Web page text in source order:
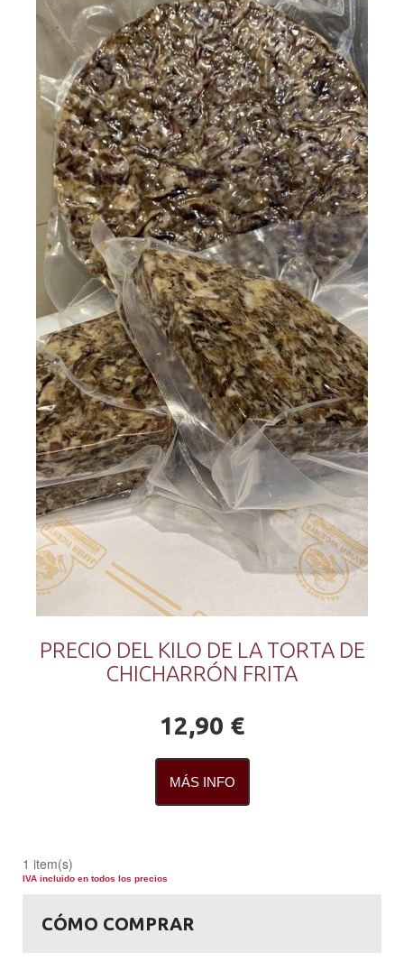
PRECIO DEL KILO DE LA TORTA DE
CHICHARRÓN FRITA
12,90 €
MÁS INFO
1 item(s)
IVA incluido en todos los precios
CÓMO COMPRAR